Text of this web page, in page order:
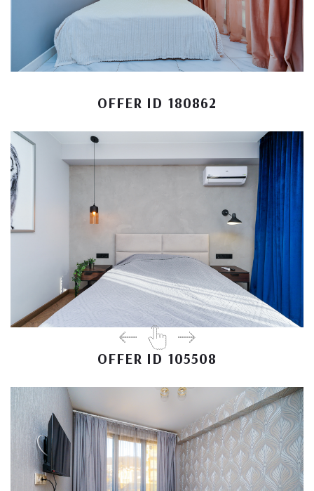
OFFER ID 180862
OFFER ID 105508